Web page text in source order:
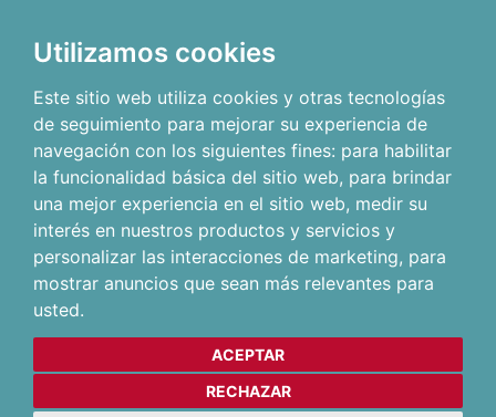
Utilizamos cookies
Este sitio web utiliza cookies y otras tecnologías
de seguimiento para mejorar su experiencia de
navegación con los siguientes fines: para habilitar
la funcionalidad básica del sitio web, para brindar
una mejor experiencia en el sitio web, medir su
interés en nuestros productos y servicios y
personalizar las interacciones de marketing, para
mostrar anuncios que sean más relevantes para
usted.
ACEPTAR
RECHAZAR